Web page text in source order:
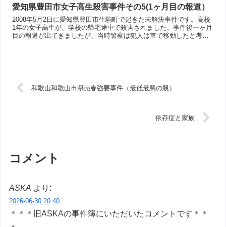
愛知県豊田市女子高生殺害事件その5(1ヶ月目の報道）
2008年5月2日に愛知県豊田市生駒町で起きた未解決事件です。高校
1年の女子高生が、学校の帰宅途中で殺害されました。事件後一ヶ月
目の報道が出てきましたが、当時警察は犯人は車で移動したと考え
和歌山和歌山市県売春強要事件（最低最悪の親）
依存症と家族
コメント
ASKA より:
2026-06-30 20:40
＊＊＊旧ASKAの事件簿にいただいたコメントです＊＊